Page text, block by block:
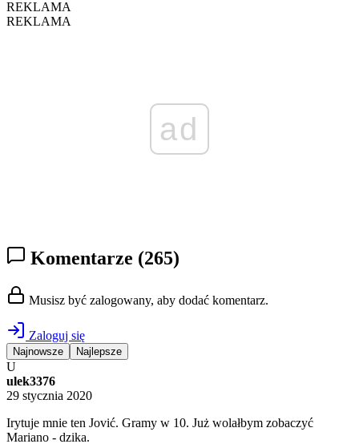
REKLAMA
REKLAMA
ad
Komentarze (265)
Musisz być zalogowany, aby dodać komentarz.
Zaloguj się
Najnowsze Najlepsze
U
ulek3376
29 stycznia 2020
Irytuje mnie ten Jović. Gramy w 10. Już wolałbym zobaczyć
Mariano - dzika.